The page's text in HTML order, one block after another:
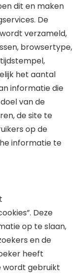
dit en maken
De
verzameld,
browsertype,
het aantal
informatie die
van de
de site te
op de
informatie te
Deze
op te slaan,
en de
heeft
wordt gebruikt